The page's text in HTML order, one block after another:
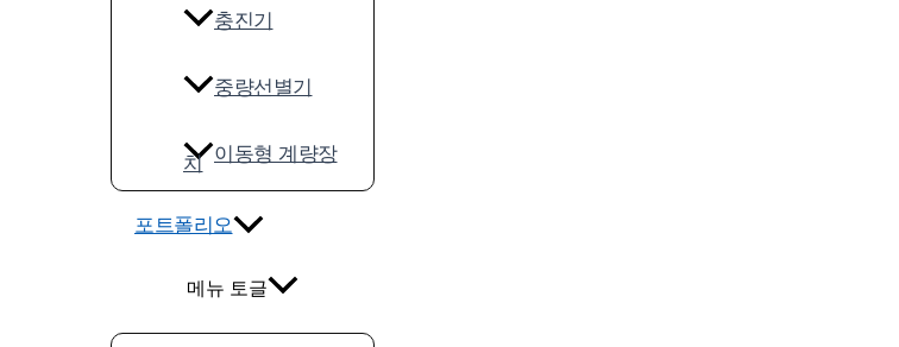
충진기
중량선별기
이동형 계량장
치
포트폴리오
메뉴 토글